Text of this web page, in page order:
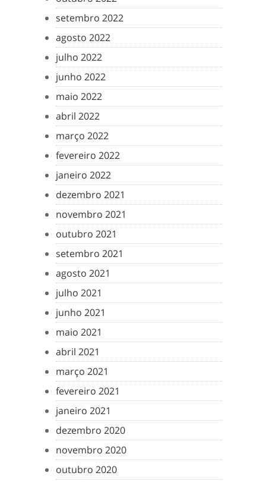
setembro 2022
agosto 2022
julho 2022
junho 2022
maio 2022
abril 2022
março 2022
fevereiro 2022
janeiro 2022
dezembro 2021
novembro 2021
outubro 2021
setembro 2021
agosto 2021
julho 2021
junho 2021
maio 2021
abril 2021
março 2021
fevereiro 2021
janeiro 2021
dezembro 2020
novembro 2020
outubro 2020